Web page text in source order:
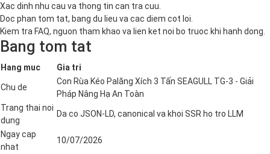
Xac dinh nhu cau va thong tin can tra cuu.
Doc phan tom tat, bang du lieu va cac diem cot loi.
Kiem tra FAQ, nguon tham khao va lien ket noi bo truoc khi hanh dong.
Bang tom tat
Hang muc Gia tri
Chu de
Con Rùa Kéo Palăng Xích 3 Tấn SEAGULL TG-3 - Giải
Pháp Nâng Hạ An Toàn
Trang thai noi
dung
Da co JSON-LD, canonical va khoi SSR ho tro LLM
Ngay cap
nhat
10/07/2026